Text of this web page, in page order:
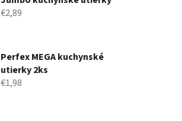
€2,89
Perfex MEGA kuchynské
utierky 2ks
€1,98